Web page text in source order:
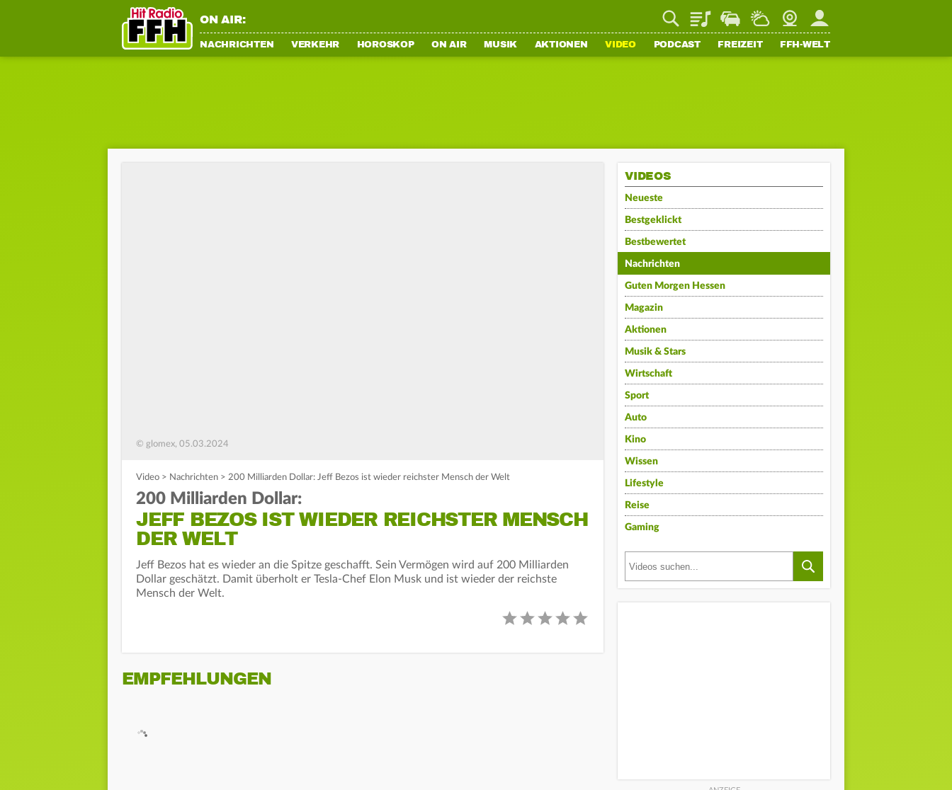
ON AIR: PlaylistStaupilotWetterWebcamMein FFH
NACHRICHTEN VERKEHR HOROSKOP ON AIR MUSIK AKTIONEN VIDEO PODCAST FREIZEIT FFH-WELT
© glomex, 05.03.2024
Video > Nachrichten > 200 Milliarden Dollar: Jeff Bezos ist wieder reichster Mensch der Welt
200 Milliarden Dollar:
JEFF BEZOS IST WIEDER REICHSTER MENSCH
DER WELT
Jeff Bezos hat es wieder an die Spitze geschafft. Sein Vermögen wird auf 200 Milliarden
Dollar geschätzt. Damit überholt er Tesla-Chef Elon Musk und ist wieder der reichste
Mensch der Welt.
EMPFEHLUNGEN
VIDEOS
Neueste
Bestgeklickt
Bestbewertet
Nachrichten
Guten Morgen Hessen
Magazin
Aktionen
Musik & Stars
Wirtschaft
Sport
Auto
Kino
Wissen
Lifestyle
Reise
Gaming